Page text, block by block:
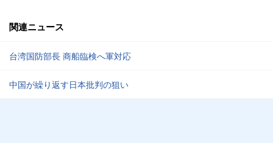
関連ニュース
台湾国防部長 商船臨検へ軍対応
中国が繰り返す日本批判の狙い